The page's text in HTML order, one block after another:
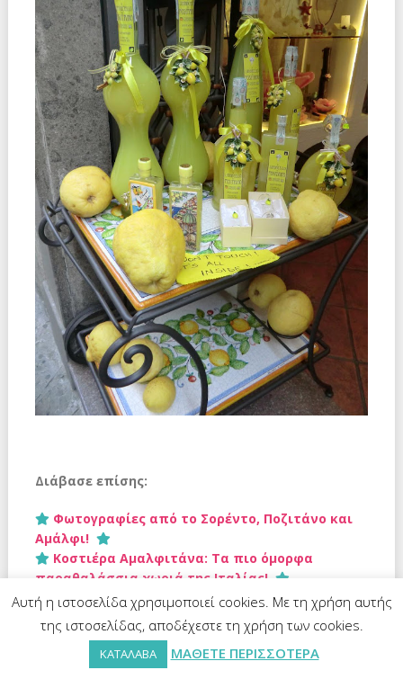
Διάβασε επίσης:
Φωτογραφίες από το Σορέντο, Ποζιτάνο και
Αμάλφι!
Κοστιέρα Αμαλφιτάνα: Τα πιο όμορφα
παραθαλάσσια χωριά της Ιταλίας!
Αυτή η ιστοσελίδα χρησιμοποιεί cookies. Με τη χρήση αυτής
της ιστοσελίδας, αποδέχεστε τη χρήση των cookies.
ΚΑΤΑΛΑΒΑ ΜΑΘΕΤΕ ΠΕΡΙΣΣΟΤΕΡΑ